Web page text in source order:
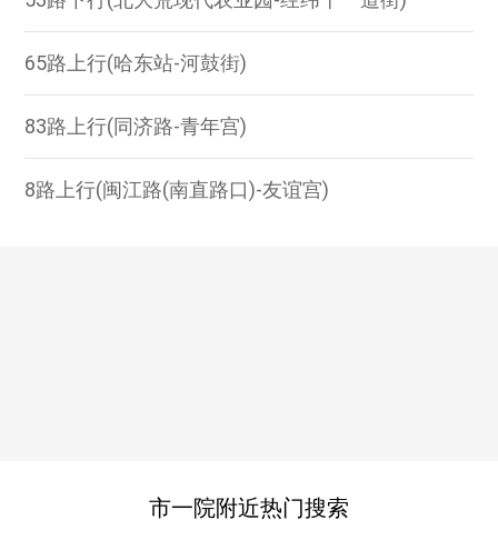
65路上行(哈东站-河鼓街)
83路上行(同济路-青年宫)
8路上行(闽江路(南直路口)-友谊宫)
市一院附近热门搜索